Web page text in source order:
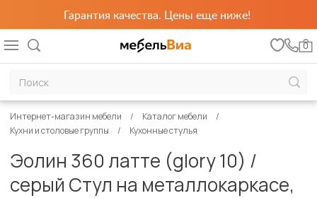
Гарантия качества. Цены еще ниже!
0
Интернет-магазин мебели
Каталог мебели
Кухни и столовые группы
Кухонные стулья
Эолин 360 латте (glory 10) /
серый Стул на металлокаркасе,